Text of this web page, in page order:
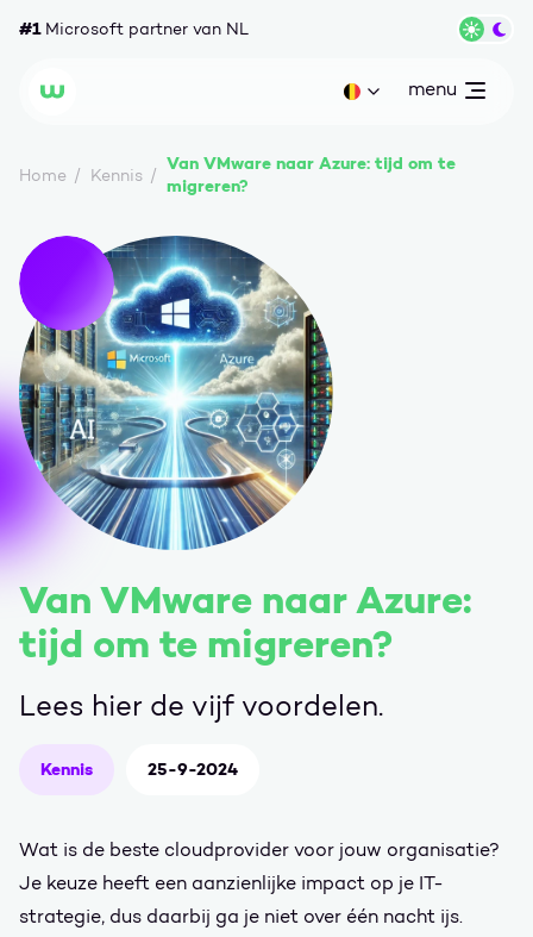
#1Microsoft partner van NL
Wortell Huidige taal: be
open
menu
Home Kennis
Van VMware naar Azure: tijd om te
migreren?
Van VMware naar Azure:
tijd om te migreren?
Lees hier de vijf voordelen.
Kennis 25-9-2024
Wat is de beste cloudprovider voor jouw organisatie?
Je keuze heeft een aanzienlijke impact op je IT-
strategie, dus daarbij ga je niet over één nacht ijs.